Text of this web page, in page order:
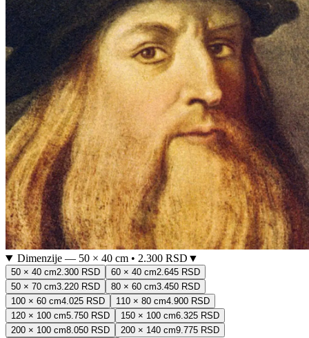
Dimenzije — 50 × 40 cm• 2.300 RSD ▼
50 × 40 cm2.300 RSD 60 × 40 cm2.645 RSD
50 × 70 cm3.220 RSD 80 × 60 cm3.450 RSD
100 × 60 cm4.025 RSD 110 × 80 cm4.900 RSD
120 × 100 cm5.750 RSD 150 × 100 cm6.325 RSD
200 × 100 cm8.050 RSD 200 × 140 cm9.775 RSD